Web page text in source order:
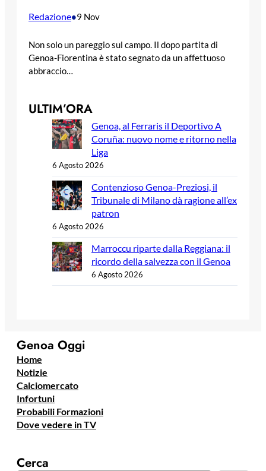
Redazione•9 Nov
Non solo un pareggio sul campo. Il dopo partita di
Genoa-Fiorentina è stato segnato da un affettuoso
abbraccio…
ULTIM’ORA
Genoa, al Ferraris il Deportivo A
Coruña: nuovo nome e ritorno nella
Liga
6 Agosto 2026
Contenzioso Genoa-Preziosi, il
Tribunale di Milano dà ragione all’ex
patron
6 Agosto 2026
Marroccu riparte dalla Reggiana: il
ricordo della salvezza con il Genoa
6 Agosto 2026
Genoa Oggi
Home
Notizie
Calciomercato
Infortuni
Probabili Formazioni
Dove vedere in TV
Cerca